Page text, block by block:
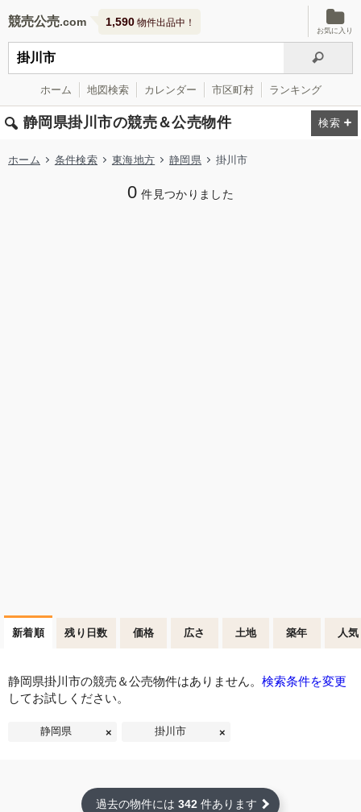
競売公売 1,590 物件出品中！
お気に入り
ホーム 地図検索 カレンダー 市区町村 ランキング
静岡県掛川市の競売＆公売物件
ホーム 条件検索 東海地方 静岡県 掛川市
0 件見つかりました
新着順 残り日数 価格 広さ 土地 築年 人気
静岡県掛川市の競売＆公売物件はありません。 検索条件を変更
してお試しください。
静岡県 掛川市
過去の物件には 342 件あります